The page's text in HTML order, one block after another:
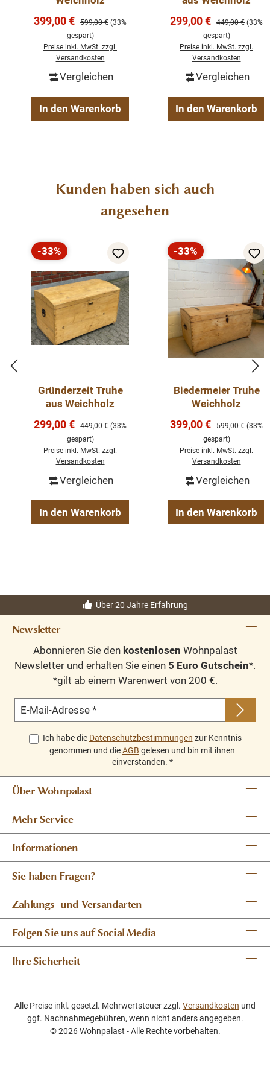
Massivholzmöbeln kombinieren. Diese und weitere
Produkte finden sie bei uns im Shop!
Beschreibung
Jedes Möbelstück ein Unikat
Verkaufspreis:
399,00 € Regulärer Preis:
599,00 € (33%
gespart)
Preise inkl. MwSt. zzgl.
Versandkosten
Vergleichen
In den Warenkorb
Verkaufspreis:
299,00 € Regulärer Preis:
449,00 € (33%
gespart)
Preise inkl. MwSt. zzgl.
Versandkosten
Vergleichen
In den Warenkorb
Produktgalerie überspringen
Kunden haben sich auch
angesehen
Rabatt
-33%
Gründerzeit Truhe
aus Weichholz
Verkaufspreis:
299,00 € Regulärer Preis:
449,00 € (33%
gespart)
Preise inkl. MwSt. zzgl.
Versandkosten
Vergleichen
In den Warenkorb
Rabatt
-33%
Biedermeier Truhe
Weichholz
Verkaufspreis:
399,00 € Regulärer Preis:
599,00 € (33%
gespart)
Preise inkl. MwSt. zzgl.
Versandkosten
Vergleichen
In den Warenkorb
Über 20 Jahre Erfahrung
Newsletter
Abonnieren Sie den kostenlosen Wohnpalast
Newsletter und erhalten Sie einen 5 Euro Gutschein*.
*gilt ab einem Warenwert von 200 €.
E-Mail-Adresse *
Ich habe die Datenschutzbestimmungen zur Kenntnis
genommen und dieAGB gelesen und bin mit ihnen
einverstanden. *
Über Wohnpalast
Mehr Service
Informationen
Sie haben Fragen?
Zahlungs- und Versandarten
Folgen Sie uns auf Social Media
Ihre Sicherheit
Alle Preise inkl. gesetzl. Mehrwertsteuer zzgl. Versandkosten und
ggf. Nachnahmegebühren, wenn nicht anders angegeben.
© 2026 Wohnpalast - Alle Rechte vorbehalten.